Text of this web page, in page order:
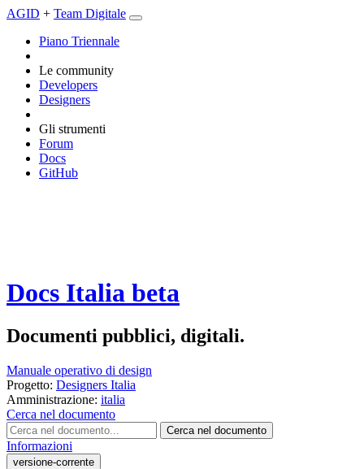
AGID + Team Digitale
Piano Triennale
Le community
Developers
Designers
Gli strumenti
Forum
Docs
GitHub
Docs Italia beta
Documenti pubblici, digitali.
Manuale operativo di design
Progetto: Designers Italia
Amministrazione: italia
Cerca nel documento
Cerca nel documento
Informazioni
versione-corrente